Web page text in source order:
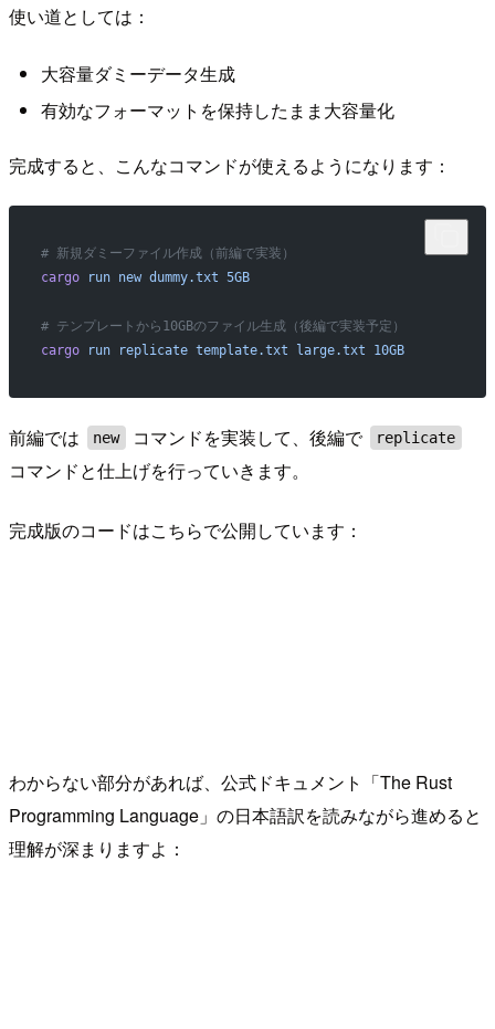
使い道としては：
大容量ダミーデータ生成
有効なフォーマットを保持したまま大容量化
完成すると、こんなコマンドが使えるようになります：
# 新規ダミーファイル作成（前編で実装）
cargo run new dummy.txt 5GB
# テンプレートから10GBのファイル生成（後編で実装予定）
cargo run replicate template.txt large.txt 10GB
前編では new コマンドを実装して、後編で replicate
コマンドと仕上げを行っていきます。
完成版のコードはこちらで公開しています：
わからない部分があれば、公式ドキュメント「The Rust
Programming Language」の日本語訳を読みながら進めると
理解が深まりますよ：